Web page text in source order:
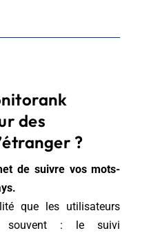
des
?
de suivre vos mots-
que les utilisateurs
souvent : le suivi